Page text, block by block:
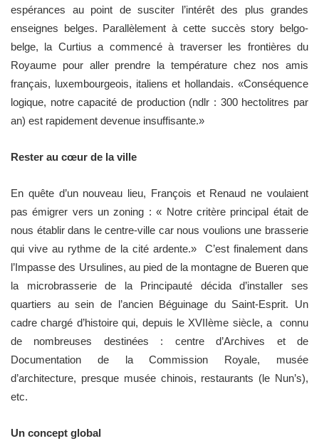
espérances au point de susciter l’intérêt des plus grandes
enseignes belges. Parallèlement à cette succès story belgo-
belge, la Curtius a commencé à traverser les frontières du
Royaume pour aller prendre la température chez nos amis
français, luxembourgeois, italiens et hollandais. «Conséquence
logique, notre capacité de production (ndlr : 300 hectolitres par
an) est rapidement devenue insuffisante.»
Rester au cœur de la ville
En quête d’un nouveau lieu, François et Renaud ne voulaient
pas émigrer vers un zoning : « Notre critère principal était de
nous établir dans le centre-ville car nous voulions une brasserie
qui vive au rythme de la cité ardente.» C’est finalement dans
l’Impasse des Ursulines, au pied de la montagne de Bueren que
la microbrasserie de la Principauté décida d’installer ses
quartiers au sein de l’ancien Béguinage du Saint-Esprit. Un
cadre chargé d’histoire qui, depuis le XVIIème siècle, a connu
de nombreuses destinées : centre d’Archives et de
Documentation de la Commission Royale, musée
d’architecture, presque musée chinois, restaurants (le Nun’s),
etc.
Un concept global